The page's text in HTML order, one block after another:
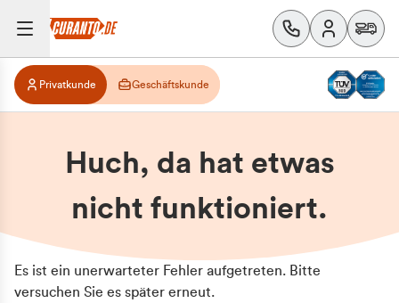
Privatkunde Geschäftskunde
Huch, da hat etwas
nicht funktioniert.
Es ist ein unerwarteter Fehler aufgetreten. Bitte
versuchen Sie es später erneut.